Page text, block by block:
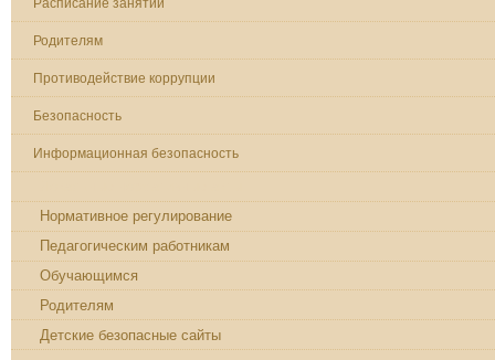
Расписание занятий
Родителям
Противодействие коррупции
Безопасность
Информационная безопасность
Нормативное регулирование
Педагогическим работникам
Обучающимся
Родителям
Детские безопасные сайты